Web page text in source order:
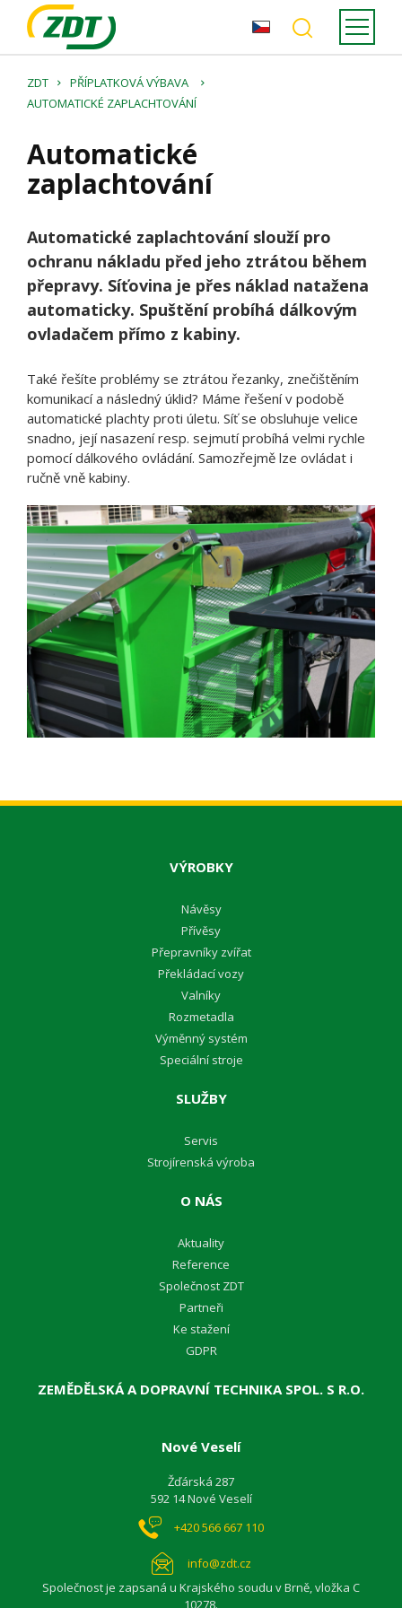
ZDT
PŘÍPLATKOVÁ VÝBAVA
AUTOMATICKÉ ZAPLACHTOVÁNÍ
Automatické
zaplachtování
Automatické zaplachtování slouží pro
ochranu nákladu před jeho ztrátou během
přepravy. Síťovina je přes náklad natažena
automaticky. Spuštění probíhá dálkovým
ovladačem přímo z kabiny.
Také řešíte problémy se ztrátou řezanky, znečištěním
komunikací a následný úklid? Máme řešení v podobě
automatické plachty proti úletu. Síť se obsluhuje velice
snadno, její nasazení resp. sejmutí probíhá velmi rychle
pomocí dálkového ovládání. Samozřejmě lze ovládat i
ručně vně kabiny.
VÝROBKY
Návěsy
Přívěsy
Přepravníky zvířat
Překládací vozy
Valníky
Rozmetadla
Výměnný systém
Speciální stroje
SLUŽBY
Servis
Strojírenská výroba
O NÁS
Aktuality
Reference
Společnost ZDT
Partneři
Ke stažení
GDPR
ZEMĚDĚLSKÁ A DOPRAVNÍ TECHNIKA SPOL. S R.O.
Nové Veselí
Žďárská 287
592 14 Nové Veselí
+420 566 667 110
info@zdt.cz
Společnost je zapsaná u Krajského soudu v Brně, vložka C
10278.